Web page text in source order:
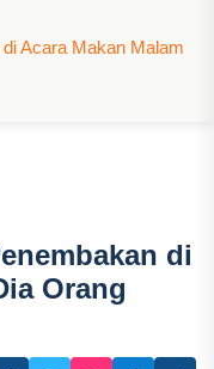
Acara Makan Malam
di
Orang